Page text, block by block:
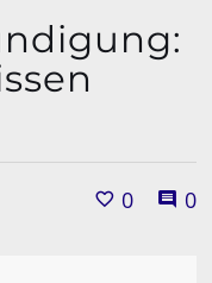
0 0